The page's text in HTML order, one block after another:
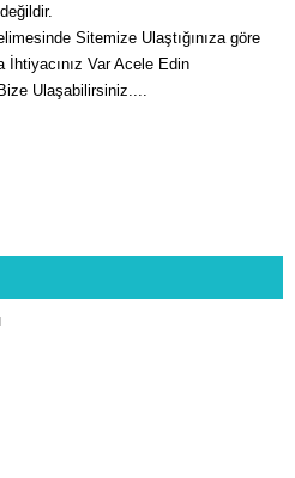
değildir.
Sitemize Ulaştığınıza göre
Var Acele Edin
Ulaşabilirsiniz....